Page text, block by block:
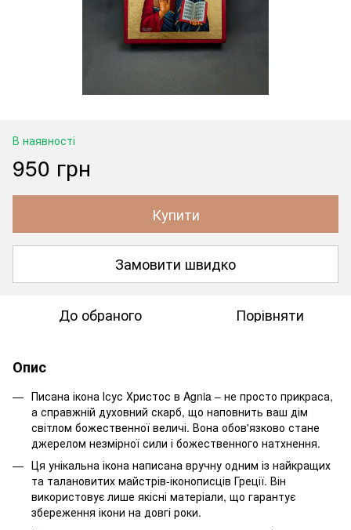
В наявності
950 грн
Купити
Замовити швидко
До обраного Порівняти
Опис
Писана ікона Ісус Христос в Agnia – не просто прикраса,
а справжній духовний скарб, що наповнить ваш дім
світлом божественної величі. Вона обов'язково стане
джерелом незмірної сили і божественного натхнення.
Ця унікальна ікона написана вручну одним із найкращих
та талановитих майстрів-іконописців Греції. Він
використовує лише якісні матеріали, що гарантує
збереження ікони на довгі роки.